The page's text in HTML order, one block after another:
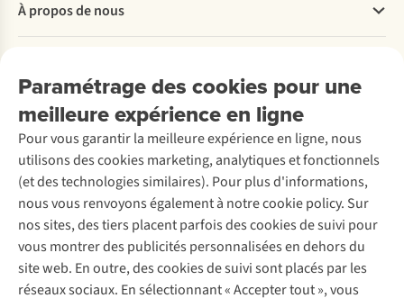
Paramétrage des cookies pour une
meilleure expérience en ligne
Pour vous garantir la meilleure expérience en ligne, nous
utilisons des cookies marketing, analytiques et fonctionnels
(et des technologies similaires). Pour plus d'informations,
nous vous renvoyons également à notre cookie policy. Sur
nos sites, des tiers placent parfois des cookies de suivi pour
vous montrer des publicités personnalisées en dehors du
site web. En outre, des cookies de suivi sont placés par les
réseaux sociaux. En sélectionnant « Accepter tout », vous
Commander
Payer
Retourner
Rétractation d'une commande
Entretien & réparations
Garantie
Contactez-nous
À propos de nous
Entreprise responsable
À propos d’Ayacucho
Nos magasins
À propos d’A.S.Adventure
Déclaration d'accessibilité
Location / Location sports d’hiver
Seconde-main
Entretien de ski
Service de lavage
Entretien de chaussures
Réparation de chaussures
Réparation de vêtements
Retouches
Pour les entreprises
Découvrez
A.S.Magazine
Explore Camp
Expertise & conseils
Abonnez-vous à la newsletter
Suivez-nous